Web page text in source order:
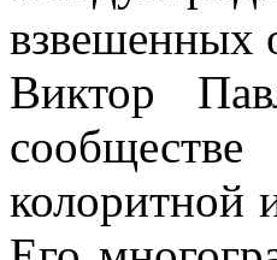
взвешенных
Виктор
колоритной